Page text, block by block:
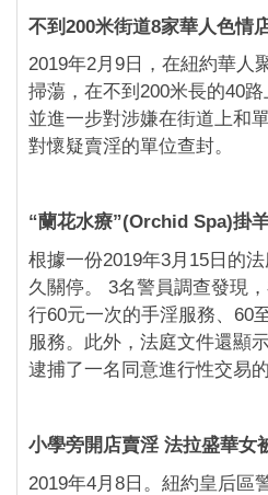
不到200米街道8家華人色情
2019年2月9日，在紐約華人
掃蕩，在不到200米長的40
並進一步對涉嫌在街道上和
對懷疑賣淫的單位查封。
“蘭花水療”(Orchid Spa)掛
根據一份2019年3月15日的
久關停。 3名警員調查發現
行60元一次的手淫服務、60
服務。此外，法庭文件還顯
逮捕了一名同意進行性交易
小學旁開店賣淫 法拉盛華女
2019年4月8日。紐約皇后區